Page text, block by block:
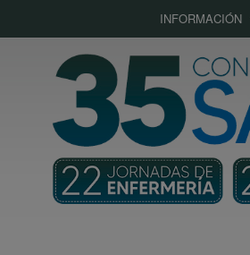
INFORMACIÓN